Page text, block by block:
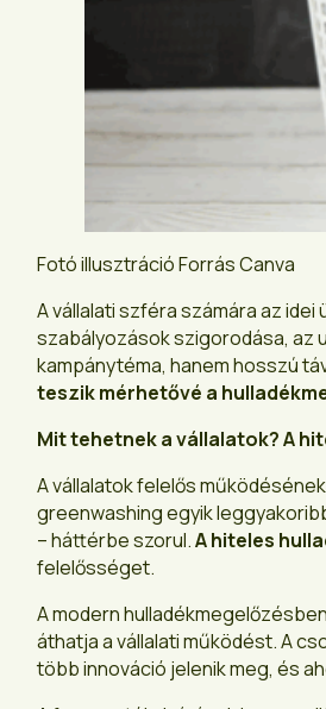
Fotó illusztráció Forrás Canva
A vállalati szféra számára az
szabályozások szigorodása, az
kampánytéma, hanem hosszú
teszik mérhetővé a
Mit tehetnek a vállalatok? A
A vállalatok felelős
greenwashing egyik
– háttérbe szorul.A hiteles
felelősséget.
A modern
áthatja a vállalati működést. A
több innováció jelenik meg, és